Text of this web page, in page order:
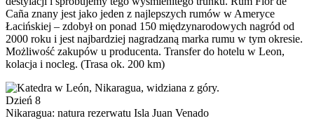
Caña znany jest jako jeden z najlepszych rumów w Ameryce
Łacińskiej – zdobył on ponad 150 międzynarodowych nagród od
2000 roku i jest najbardziej nagradzaną marka rumu w tym okresie.
Możliwość zakupów u producenta. Transfer do hotelu w Leon,
kolacja i nocleg. (Trasa ok. 200 km)
Dzień 8
Nikaragua: natura rezerwatu Isla Juan Venado